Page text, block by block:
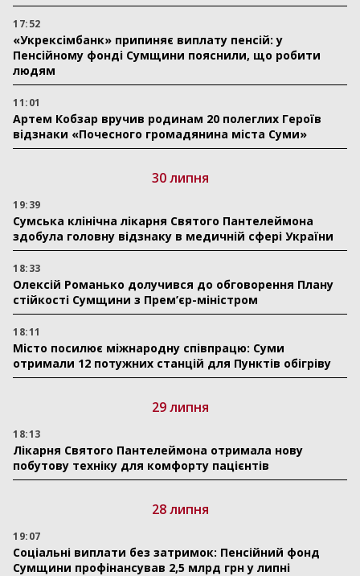
17:52
«Укрексімбанк» припиняє виплату пенсій: у
Пенсійному фонді Сумщини пояснили, що робити
людям
11:01
Артем Кобзар вручив родинам 20 полеглих Героїв
відзнаки «Почесного громадянина міста Суми»
30 липня
19:39
Сумська клінічна лікарня Святого Пантелеймона
здобула головну відзнаку в медичній сфері України
18:33
Олексій Романько долучився до обговорення Плану
стійкості Сумщини з Прем’єр-міністром
18:11
Місто посилює міжнародну співпрацю: Суми
отримали 12 потужних станцій для Пунктів обігріву
29 липня
18:13
Лікарня Святого Пантелеймона отримала нову
побутову техніку для комфорту пацієнтів
28 липня
19:07
Соціальні виплати без затримок: Пенсійний фонд
Сумщини профінансував 2,5 млрд грн у липні